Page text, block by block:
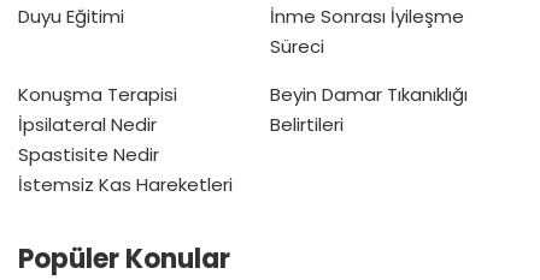
Duyu Eğitimi
İnme Sonrası İyileşme
Süreci
Konuşma Terapisi
İpsilateral Nedir
Spastisite Nedir
İstemsiz Kas Hareketleri
Beyin Damar Tıkanıklığı
Belirtileri
Popüler Konular